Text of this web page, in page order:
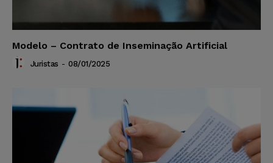
Modelo – Contrato de Inseminação Artificial
Juristas - 08/01/2025